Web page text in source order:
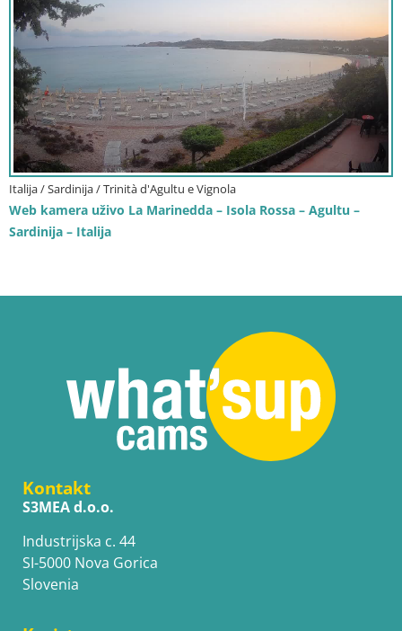
Italija / Sardinija / Trinità d'Agultu e Vignola
Web kamera uživo La Marinedda – Isola Rossa – Agultu –
Sardinija – Italija
Kontakt
S3MEA d.o.o.
Industrijska c. 44
SI-5000 Nova Gorica
Slovenia